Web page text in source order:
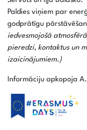
Paldies viņiem par
godprātīgu
iedvesmojošā
pieredzi, kontaktus un
izaicinājumiem.)
Informāciju apkopoja